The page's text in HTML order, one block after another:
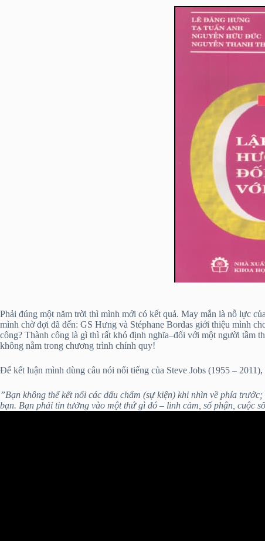
Phải đúng một năm trời thì mình mới có kết quả. May mắn là nỗ lực
mình chờ đợi đã đến: GS Hưng và Stéphane Bordas giới thiệu mình
công? Thành công là gì thì rất khó định nghĩa–đối với một người tầm
không nằm trong chương trình chính quy!
Để kết luận mình dùng câu nói nổi tiếng của Steve Jobs (1955 –
”Bạn không thể kết nối các dấu chấm (sự kiện) khi nhìn về phía
bạn. Bạn phải tin tưởng vào một thứ gì đó – linh cảm, số phận, cuộc